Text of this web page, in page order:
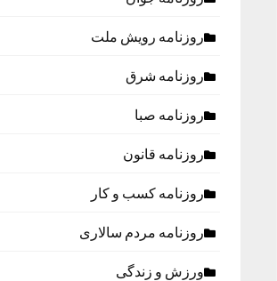
روزنامه رویش ملت
روزنامه شرق
روزنامه صبا
روزنامه قانون
روزنامه كسب و كار
روزنامه مردم سالاری
ورزش و زندگی